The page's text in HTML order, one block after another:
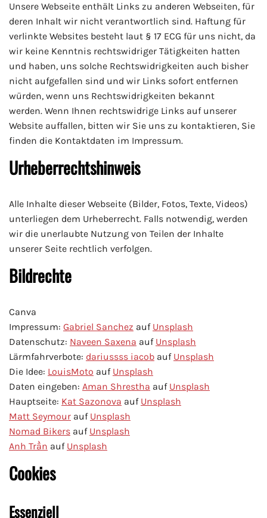
Unsere Webseite enthält Links zu anderen Webseiten, für
deren Inhalt wir nicht verantwortlich sind. Haftung für
verlinkte Websites besteht laut § 17 ECG für uns nicht, da
wir keine Kenntnis rechtswidriger Tätigkeiten hatten
und haben, uns solche Rechtswidrigkeiten auch bisher
nicht aufgefallen sind und wir Links sofort entfernen
würden, wenn uns Rechtswidrigkeiten bekannt
werden. Wenn Ihnen rechtswidrige Links auf unserer
Website auffallen, bitten wir Sie uns zu kontaktieren, Sie
finden die Kontaktdaten im Impressum.
Urheberrechtshinweis
Alle Inhalte dieser Webseite (Bilder, Fotos, Texte, Videos)
unterliegen dem Urheberrecht. Falls notwendig, werden
wir die unerlaubte Nutzung von Teilen der Inhalte
unserer Seite rechtlich verfolgen.
Bildrechte
Canva
Impressum: Gabriel Sanchez auf Unsplash
Datenschutz: Naveen Saxena auf Unsplash
Lärmfahrverbote: dariussss iacob auf Unsplash
Die Idee: LouisMoto auf Unsplash
Daten eingeben: Aman Shrestha auf Unsplash
Hauptseite: Kat Sazonova auf Unsplash
Matt Seymour auf Unsplash
Nomad Bikers auf Unsplash
Anh Trần auf Unsplash
Cookies
Essenziell